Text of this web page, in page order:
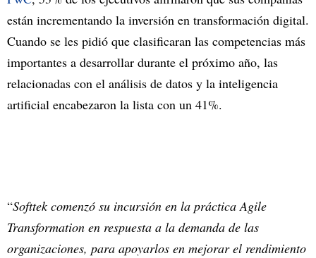
están incrementando la inversión en transformación digital.
Cuando se les pidió que clasificaran las competencias más
importantes a desarrollar durante el próximo año, las
relacionadas con el análisis de datos y la inteligencia
artificial encabezaron la lista con un 41%.
“Softtek comenzó su incursión en la práctica Agile
Transformation en respuesta a la demanda de las
organizaciones, para apoyarlos en mejorar el rendimiento